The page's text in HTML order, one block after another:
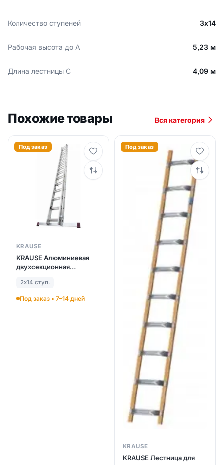
Количество ступеней 3х14
Рабочая высота до А 5,23 м
Длина лестницы С 4,09 м
Похожие товары Вся категория
Под заказ
KRAUSE
KRAUSE Алюминиевая
двухсекционная
тросом 2Х14 ступ. (арт.
2х14 ступ.
Под заказ • 7–14 дней
Под заказ
KRAUSE
KRAUSE Лестница для